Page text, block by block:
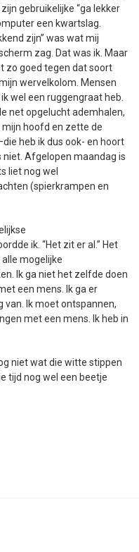
gebruikelijke “ga lekker
een kwartslag.
zijn” was wat mij
zag. Dat was ik. Maar
zo goed tegen dat soort
wervelkolom. Mensen
wel een ruggengraat heb.
net opgelucht ademhalen,
mijn hoofd en zette de
heb ik dus ook- en hoort
niet. Afgelopen maandag is
liet nog wel
(spierkrampen en
ik. “Het zit er al.” Het
mogelijke
Ik ga niet het zelfde doen
een mens. Ik ga er
van. Ik moet ontspannen,
met een mens. Ik heb in
niet wat die witte stippen
tijd nog wel een beetje